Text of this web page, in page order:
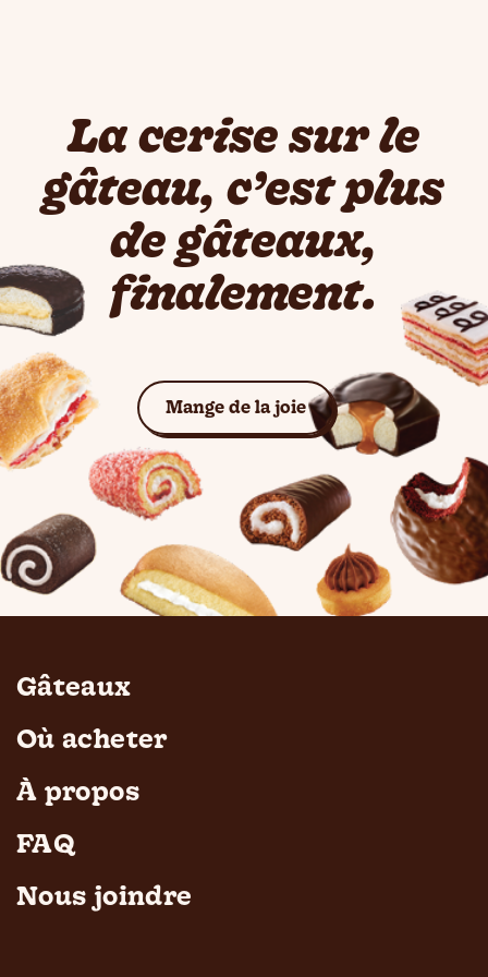
La cerise sur le
gâteau, c’est plus
de gâteaux,
finalement.
Mange de la joieVoir les gâteaux
Gâteaux
Où acheter
À propos
FAQ
Nous joindre